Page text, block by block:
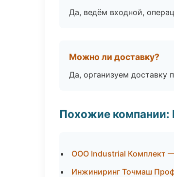
Да, ведём входной,
Можно ли доставку?
Да, организуем
Похожие компании:
ООО Industrial Комплект
Инжиниринг Точмаш